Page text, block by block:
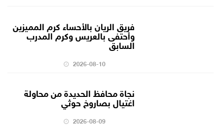
فريق الريان بالأحساء كرم المميزين
وأحتفى بالعريس وكرم المدرب
السابق
2026-08-10
نجاة محافظ الحديدة من محاولة
اغتيال بصاروخ حوثي
2026-08-09